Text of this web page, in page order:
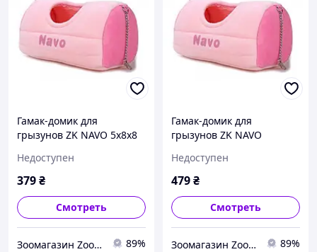
Гамак-домик для
грызунов ZK NAVO 5х8х8
Недоступен
379₴
Смотреть
Зоомагазин Zoo-expert. Быстрая отправка. 89%
Гамак-домик для
грызунов ZK NAVO
Недоступен
479₴
Смотреть
Зоомагазин Zoo-expert. Быстрая отправка. 89%